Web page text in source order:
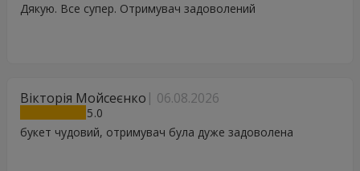
Дякую. Все супер. Отримувач задоволений
Вікторія Мойсеєнко 06.08.2026
5
букет чудовий, отримувач була дуже задоволена